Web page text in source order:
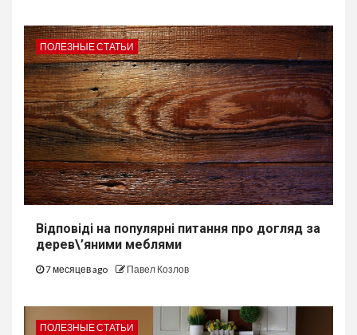
ПОЛЕЗНЫЕ СТАТЬИ
Відповіді на популярні питання про догляд за
дерев\’яними меблями
7 месяцев ago Павел Козлов
ПОЛЕЗНЫЕ СТАТЬИ